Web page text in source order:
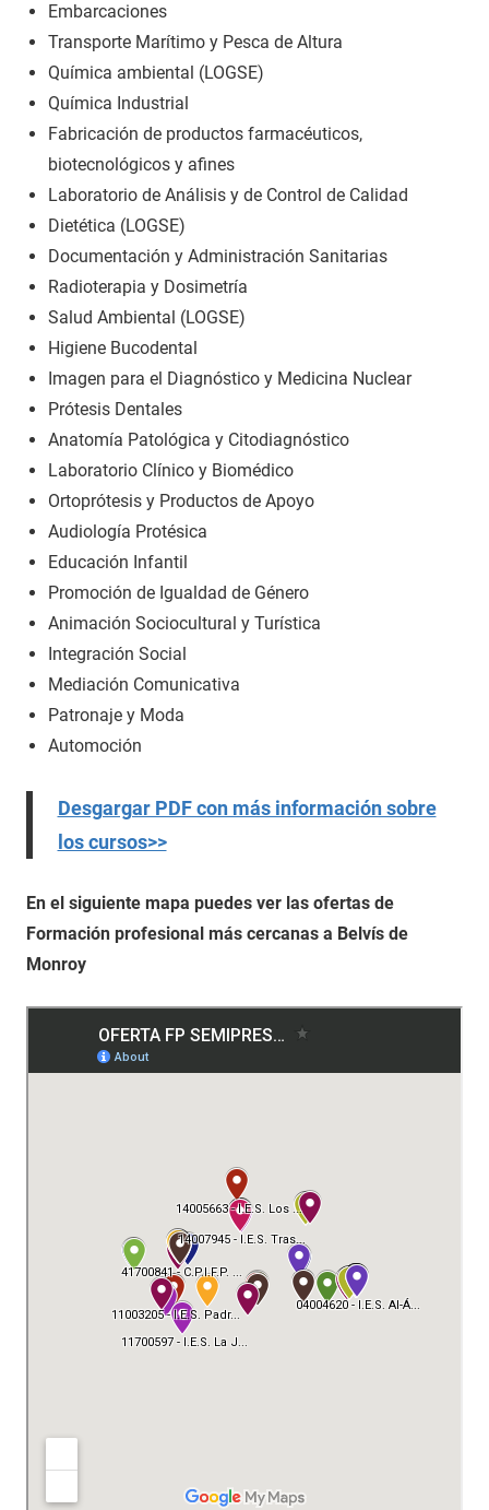
Embarcaciones
Transporte Marítimo y Pesca de Altura
Química ambiental (LOGSE)
Química Industrial
Fabricación de productos farmacéuticos,
biotecnológicos y afines
Laboratorio de Análisis y de Control de Calidad
Dietética (LOGSE)
Documentación y Administración Sanitarias
Radioterapia y Dosimetría
Salud Ambiental (LOGSE)
Higiene Bucodental
Imagen para el Diagnóstico y Medicina Nuclear
Prótesis Dentales
Anatomía Patológica y Citodiagnóstico
Laboratorio Clínico y Biomédico
Ortoprótesis y Productos de Apoyo
Audiología Protésica
Educación Infantil
Promoción de Igualdad de Género
Animación Sociocultural y Turística
Integración Social
Mediación Comunicativa
Patronaje y Moda
Automoción
Desgargar PDF con más información sobre
los cursos>>
En el siguiente mapa puedes ver las ofertas de
Formación profesional más cercanas a Belvís de
Monroy